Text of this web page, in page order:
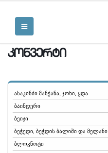
კონვერტი
ასაკინძი მანქანა, ჯოხი, ყდა
ბაინდერი
ბეიჯი
ბეჭედი, ბეჭდის ბალიში და მელანი
ბლოკნოტი